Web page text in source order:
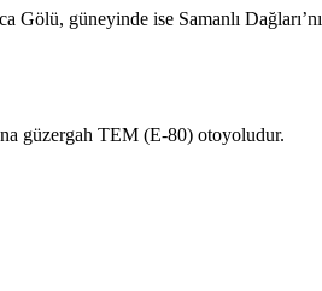
güneyinde ise Samanlı
güzergah TEM (E-80) otoyoludur.